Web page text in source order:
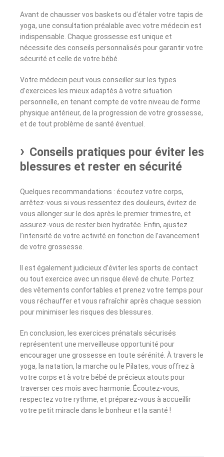
Avant de chausser vos baskets ou d’étaler votre tapis de
yoga, une consultation préalable avec votre médecin est
indispensable. Chaque grossesse est unique et
nécessite des conseils personnalisés pour garantir votre
sécurité et celle de votre bébé.
Votre médecin peut vous conseiller sur les types
d’exercices les mieux adaptés à votre situation
personnelle, en tenant compte de votre niveau de forme
physique antérieur, de la progression de votre grossesse,
et de tout problème de santé éventuel.
Conseils pratiques pour éviter les
blessures et rester en sécurité
Quelques recommandations : écoutez votre corps,
arrêtez-vous si vous ressentez des douleurs, évitez de
vous allonger sur le dos après le premier trimestre, et
assurez-vous de rester bien hydratée. Enfin, ajustez
l’intensité de votre activité en fonction de l’avancement
de votre grossesse.
Il est également judicieux d’éviter les sports de contact
ou tout exercice avec un risque élevé de chute. Portez
des vêtements confortables et prenez votre temps pour
vous réchauffer et vous rafraîchir après chaque session
pour minimiser les risques des blessures.
En conclusion, les exercices prénatals sécurisés
représentent une merveilleuse opportunité pour
encourager une grossesse en toute sérénité. À travers le
yoga, la natation, la marche ou le Pilates, vous offrez à
votre corps et à votre bébé de précieux atouts pour
traverser ces mois avec harmonie. Écoutez-vous,
respectez votre rythme, et préparez-vous à accueillir
votre petit miracle dans le bonheur et la santé !